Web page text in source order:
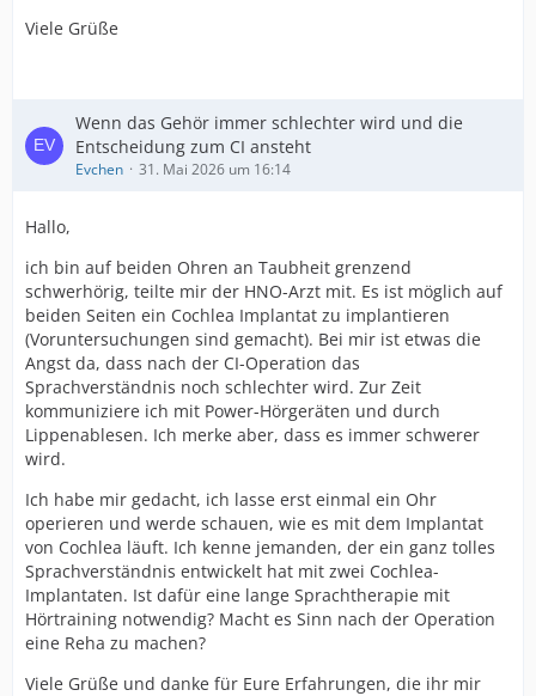
Viele Grüße
Wenn das Gehör immer schlechter wird und die
Entscheidung zum CI ansteht
Evchen 31. Mai 2026 um 16:14
Hallo,
ich bin auf beiden Ohren an Taubheit grenzend
schwerhörig, teilte mir der HNO-Arzt mit. Es ist möglich auf
beiden Seiten ein Cochlea Implantat zu implantieren
(Voruntersuchungen sind gemacht). Bei mir ist etwas die
Angst da, dass nach der CI-Operation das
Sprachverständnis noch schlechter wird. Zur Zeit
kommuniziere ich mit Power-Hörgeräten und durch
Lippenablesen. Ich merke aber, dass es immer schwerer
wird.
Ich habe mir gedacht, ich lasse erst einmal ein Ohr
operieren und werde schauen, wie es mit dem Implantat
von Cochlea läuft. Ich kenne jemanden, der ein ganz tolles
Sprachverständnis entwickelt hat mit zwei Cochlea-
Implantaten. Ist dafür eine lange Sprachtherapie mit
Hörtraining notwendig? Macht es Sinn nach der Operation
eine Reha zu machen?
Viele Grüße und danke für Eure Erfahrungen, die ihr mir